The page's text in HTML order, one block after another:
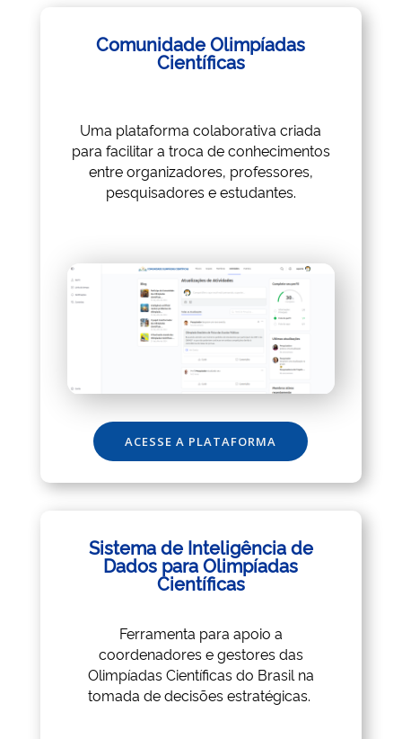
Comunidade Olimpíadas
Científicas
Uma plataforma colaborativa criada
para facilitar a troca de conhecimentos
entre organizadores, professores,
pesquisadores e estudantes.
ACESSE A PLATAFORMA
Sistema de Inteligência de
Dados para Olimpíadas
Científicas
Ferramenta para apoio a
coordenadores e gestores das
Olimpíadas Científicas do Brasil na
tomada de decisões estratégicas.